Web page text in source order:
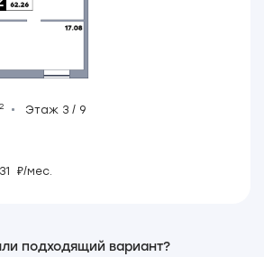
2 Этаж 3 / 9
₽/мес.
подходящий вариант?